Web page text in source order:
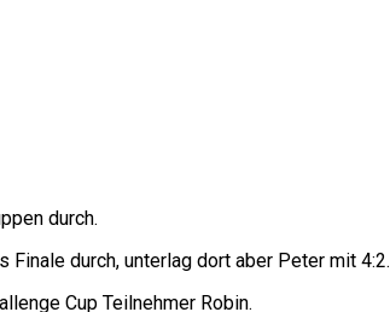
durch.
durch, unterlag dort aber Peter mit 4:2.
Cup Teilnehmer Robin.